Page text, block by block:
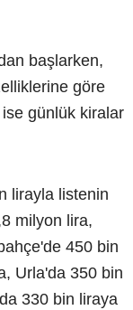
başlarken,
göre
ise günlük kiralar
lirayla listenin
milyon lira,
450 bin
Urla'da 350 bin
330 bin liraya